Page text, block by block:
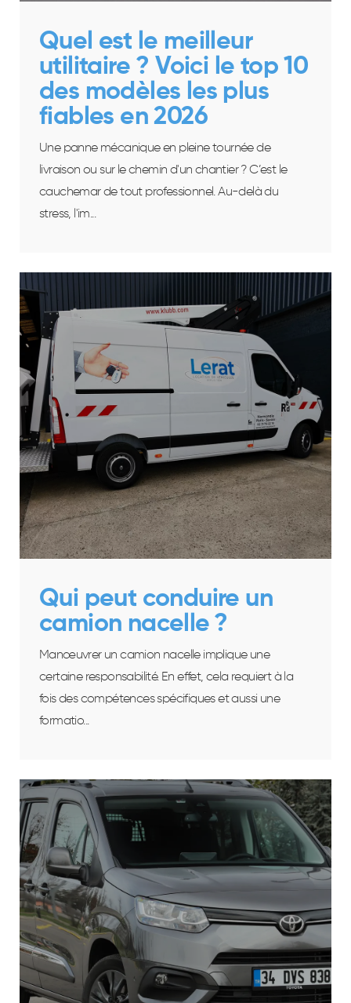
Quel est le meilleur
utilitaire ? Voici le top 10
des modèles les plus
fiables en 2026
Une panne mécanique en pleine tournée de
livraison ou sur le chemin d'un chantier ? C’est le
cauchemar de tout professionnel. Au-delà du
stress, l'im...
Qui peut conduire un
camion nacelle ?
Manœuvrer un camion nacelle implique une
certaine responsabilité. En effet, cela requiert à la
fois des compétences spécifiques et aussi une
formatio...